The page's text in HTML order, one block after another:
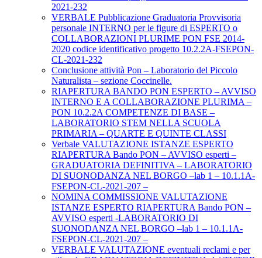
2021-232
VERBALE Pubblicazione Graduatoria Provvisoria
personale INTERNO per le figure di ESPERTO o
COLLABORAZIONI PLURIME PON FSE 2014-
2020 codice identificativo progetto 10.2.2A-FSEPON-
CL-2021-232
Conclusione attività Pon – Laboratorio del Piccolo
Naturalista – sezione Coccinelle.
RIAPERTURA BANDO PON ESPERTO – AVVISO
INTERNO E A COLLABORAZIONE PLURIMA –
PON 10.2.2A COMPETENZE DI BASE –
LABORATORIO STEM NELLA SCUOLA
PRIMARIA – QUARTE E QUINTE CLASSI
Verbale VALUTAZIONE ISTANZE ESPERTO
RIAPERTURA Bando PON – AVVISO esperti –
GRADUATORIA DEFINITIVA – LABORATORIO
DI SUONODANZA NEL BORGO –lab 1 – 10.1.1A-
FSEPON-CL-2021-207 –
NOMINA COMMISSIONE VALUTAZIONE
ISTANZE ESPERTO RIAPERTURA Bando PON –
AVVISO esperti -LABORATORIO DI
SUONODANZA NEL BORGO –lab 1 – 10.1.1A-
FSEPON-CL-2021-207 –
VERBALE VALUTAZIONE eventuali reclami e per